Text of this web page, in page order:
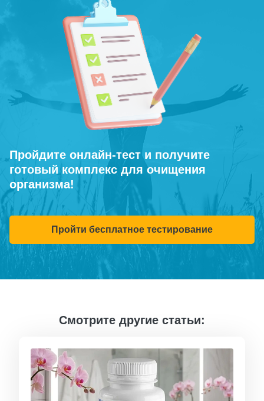
Пройдите онлайн-тест и получите
готовый комплекс для очищения
организма!
Пройти бесплатное тестирование
Смотрите другие статьи: